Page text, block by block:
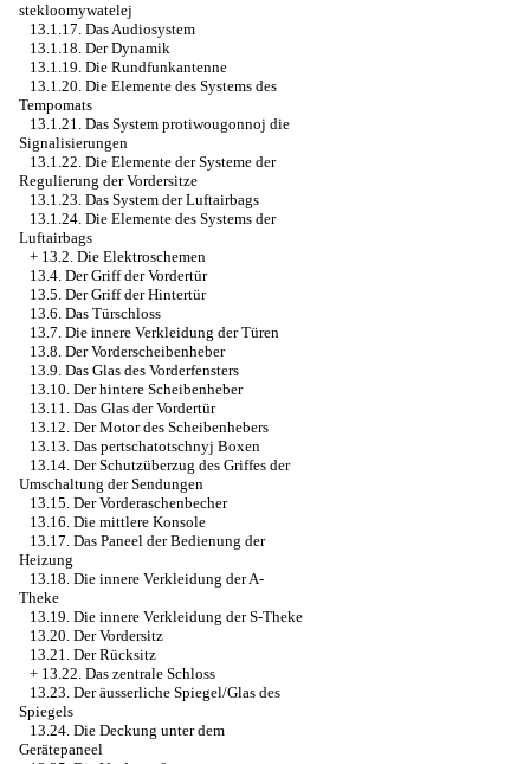
stekloomywatelej
13.1.17. Das Audiosystem
13.1.18. Der Dynamik
13.1.19. Die Rundfunkantenne
13.1.20. Die Elemente des Systems des
Tempomats
13.1.21. Das System protiwougonnoj die
Signalisierungen
13.1.22. Die Elemente der Systeme der
Regulierung der Vordersitze
13.1.23. Das System der Luftairbags
13.1.24. Die Elemente des Systems der
Luftairbags
+ 13.2. Die Elektroschemen
13.4. Der Griff der Vordertür
13.5. Der Griff der Hintertür
13.6. Das Türschloss
13.7. Die innere Verkleidung der Türen
13.8. Der Vorderscheibenheber
13.9. Das Glas des Vorderfensters
13.10. Der hintere Scheibenheber
13.11. Das Glas der Vordertür
13.12. Der Motor des Scheibenhebers
13.13. Das pertschatotschnyj Boxen
13.14. Der Schutzüberzug des Griffes der
Umschaltung der Sendungen
13.15. Der Vorderaschenbecher
13.16. Die mittlere Konsole
13.17. Das Paneel der Bedienung der
Heizung
13.18. Die innere Verkleidung der A-
Theke
13.19. Die innere Verkleidung der S-Theke
13.20. Der Vordersitz
13.21. Der Rücksitz
+ 13.22. Das zentrale Schloss
13.23. Der äusserliche Spiegel/Glas des
Spiegels
13.24. Die Deckung unter dem
Gerätepaneel